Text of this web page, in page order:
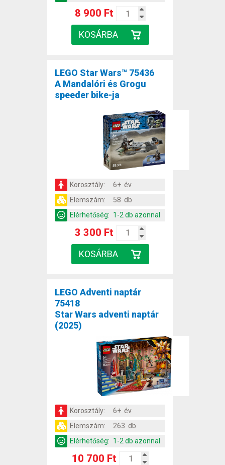
8 900 Ft
LEGO Star Wars™ 75436
A Mandalóri és Grogu
speeder bike-ja
Korosztály:
6+ év
Elemszám:
58 db
Elérhetőség: 1-2 db azonnal
3 300 Ft
LEGO Adventi naptár
75418
Star Wars adventi naptár
(2025)
Korosztály:
6+ év
Elemszám:
263 db
Elérhetőség: 1-2 db azonnal
10 700 Ft